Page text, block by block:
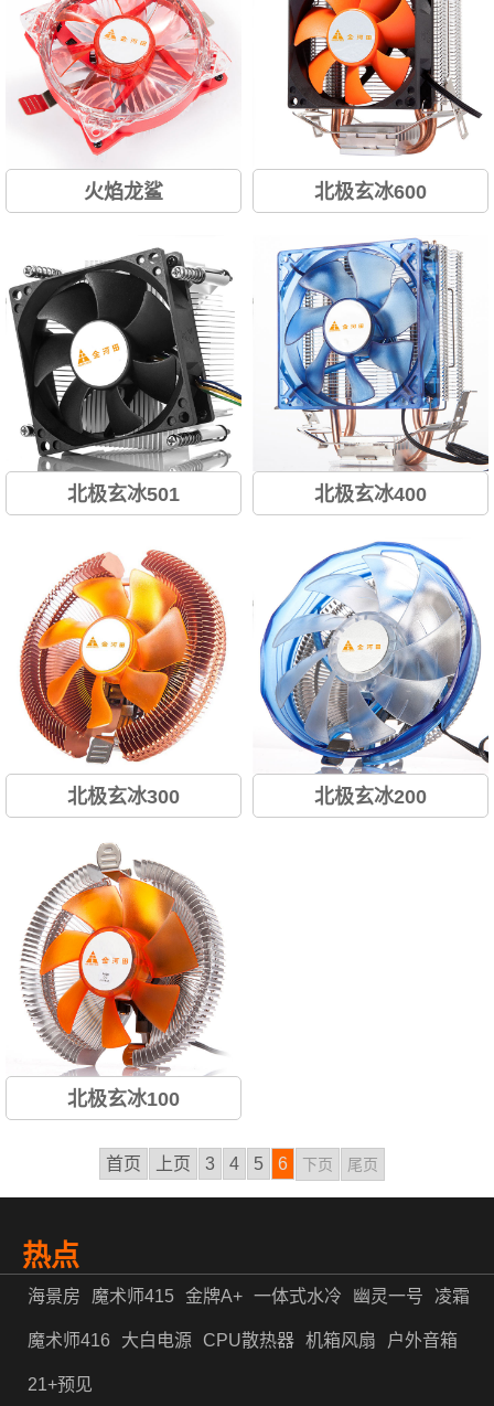
火焰龙鲨 北极玄冰600
北极玄冰501 北极玄冰400
北极玄冰300 北极玄冰200
北极玄冰100
首页 上页 3 4 5 6 下页 尾页
热点
海景房 魔术师415 金牌A+ 一体式水冷 幽灵一号 凌霜
魔术师416 大白电源 CPU散热器 机箱风扇 户外音箱
21+预见